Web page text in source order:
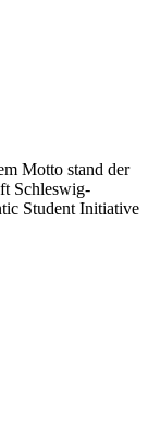
Motto stand der
Schleswig-
Student Initiative